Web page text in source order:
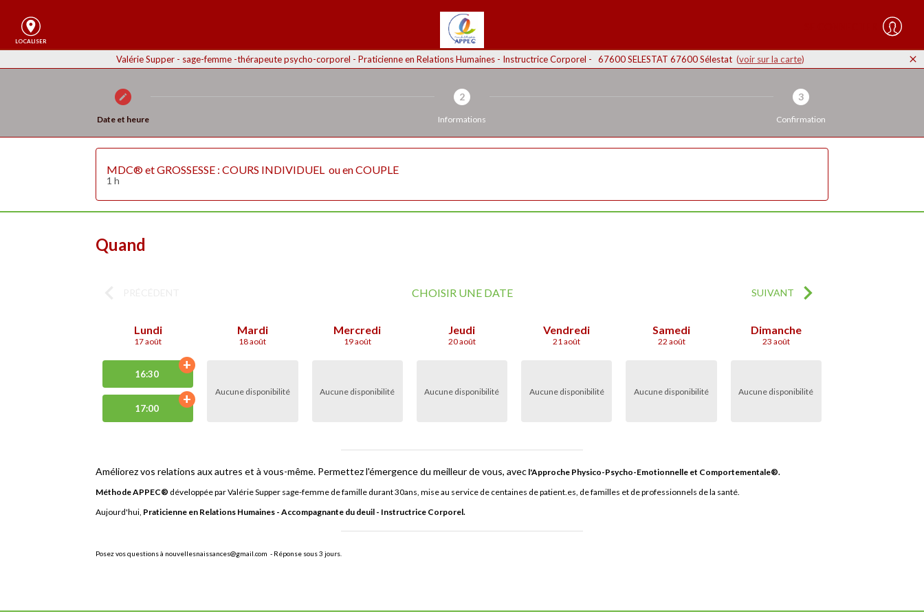
LOCALISER
Valérie Supper - sage-femme -thérapeute psycho-corporel - Praticienne en Relations Humaines - Instructrice Corporel -   67600 SELESTAT 67600 Sélestat (voir sur la carte)
Date et heure
2
Informations
3
Confirmation
MDC® et GROSSESSE : COURS INDIVIDUEL  ou en COUPLE
1 h
Quand
CHOISIR UNE DATE SUIVANT
Lundi
17 août
16:30
+
17:00
+
Mardi
18 août
Aucune disponibilité
Mercredi
19 août
Aucune disponibilité
Jeudi
20 août
Aucune disponibilité
Vendredi
21 août
Aucune disponibilité
Samedi
22 août
Aucune disponibilité
Dimanche
23 août
Aucune disponibilité
Améliorez vos relations aux autres et à vous-même. Permettez l'émergence du meilleur de vous, avec l'Approche Physico-Psycho-Emotionnelle et Comportementale®.
Méthode APPEC® développée par Valérie Supper sage-femme de famille durant 30ans, mise au service de centaines de patient.es, de familles et de professionnels de la santé.
Aujourd'hui, Praticienne en Relations Humaines - Accompagnante du deuil - Instructrice Corporel.
Posez vos questions à nouvellesnaissances@gmail.com - Réponse sous 3 jours.